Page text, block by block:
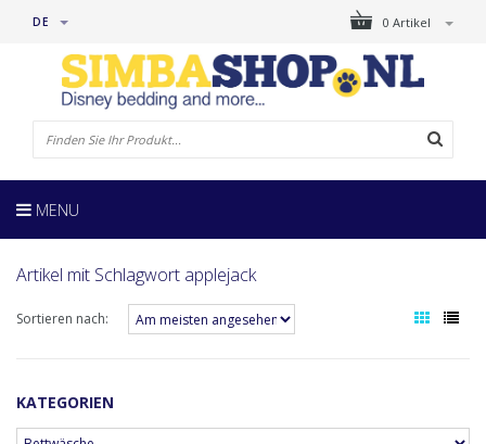
0 Artikel
DE
MENU
Artikel mit Schlagwort applejack
Sortieren nach:
KATEGORIEN